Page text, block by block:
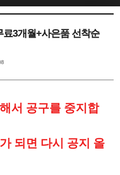
료3개월+사은품 선착순
서 공구를 중지합
되면 다시 공지 올
케치북5
케치북5
케치북5
케치북5